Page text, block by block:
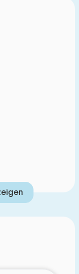
durch die
bietet
und
zur
eine
toilette. Im